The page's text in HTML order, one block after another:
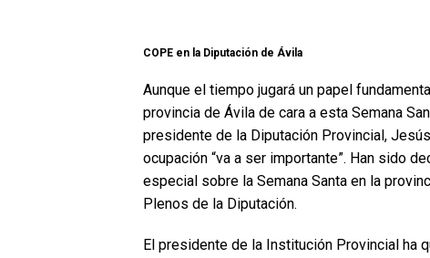
COPE en la Diputación de Ávila
Aunque el tiempo jugará un papel
provincia de Ávila de cara a esta Semana
presidente de la Diputación Provincial,
ocupación “va a ser importante”. Han sido
especial sobre la Semana Santa en la
Plenos de la Diputación.
El presidente de la Institución Provincial ha